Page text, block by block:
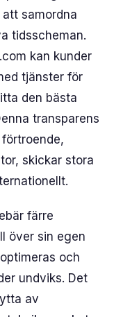
samordna
tidsscheman.
kan kunder
tjänster för
den bästa
transparens
skickar stora
färre
över sin egen
och
undviks. Det
av